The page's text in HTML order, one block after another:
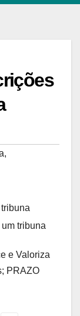
,
tribuna
e Valoriza
PRAZO